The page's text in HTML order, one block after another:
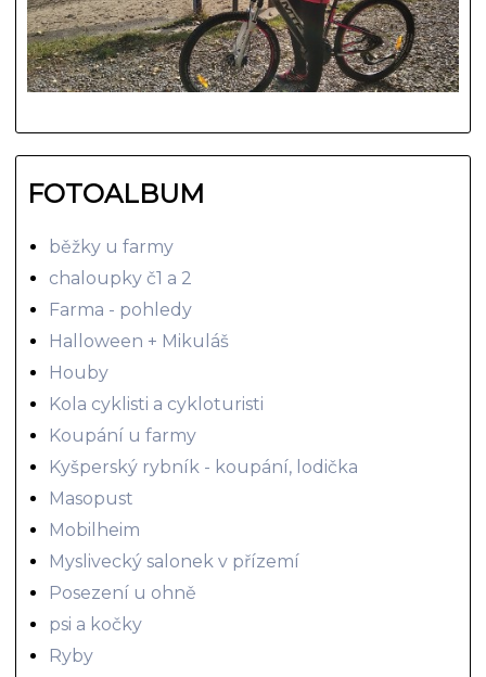
FOTOALBUM
běžky u farmy
chaloupky č1 a 2
Farma - pohledy
Halloween + Mikuláš
Houby
Kola cyklisti a cykloturisti
Koupání u farmy
Kyšperský rybník - koupání, lodička
Masopust
Mobilheim
Myslivecký salonek v přízemí
Posezení u ohně
psi a kočky
Ryby